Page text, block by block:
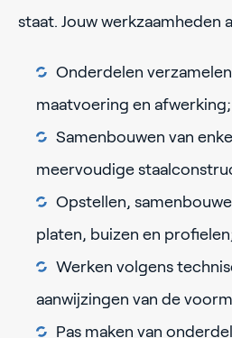
staat. Jouw werkzaamheden
Onderdelen
maatvoering en afwerking;
Samenbouwen van
meervoudige
Opstellen,
platen, buizen en
Werken volgens
aanwijzingen van de
Pas maken van